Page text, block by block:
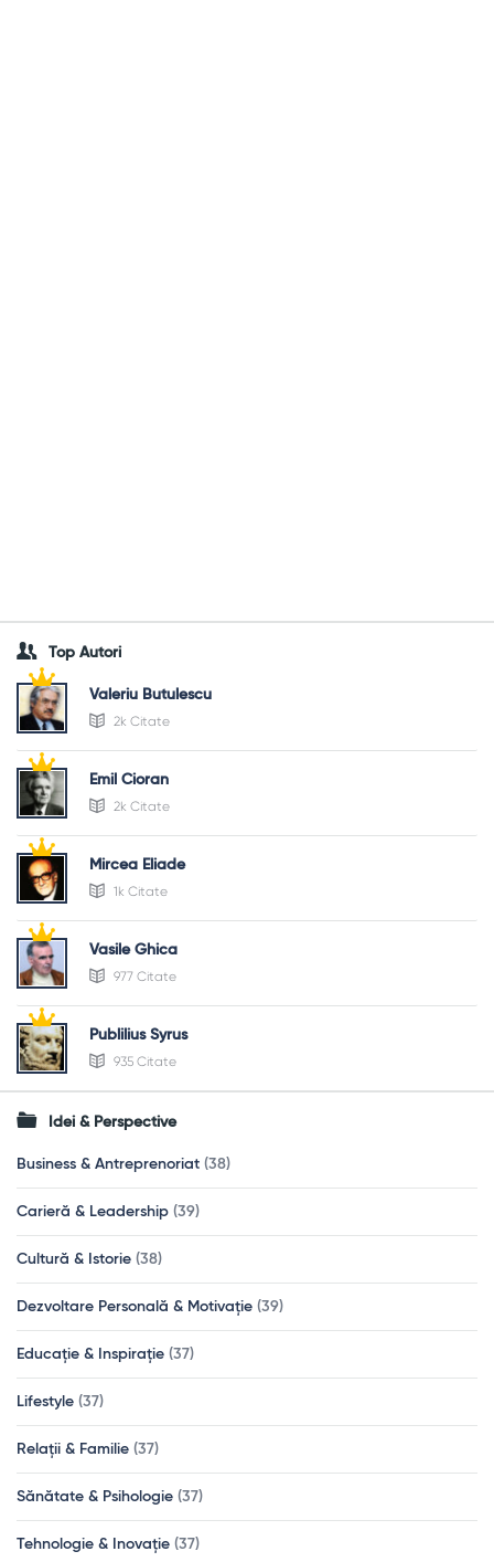
Top Autori
Valeriu Butulescu
2k Citate
Emil Cioran
2k Citate
Mircea Eliade
1k Citate
Vasile Ghica
977 Citate
Publilius Syrus
935 Citate
Idei & Perspective
Business & Antreprenoriat (38)
Carieră & Leadership (39)
Cultură & Istorie (38)
Dezvoltare Personală & Motivație (39)
Educație & Inspirație (37)
Lifestyle (37)
Relații & Familie (37)
Sănătate & Psihologie (37)
Tehnologie & Inovație (37)